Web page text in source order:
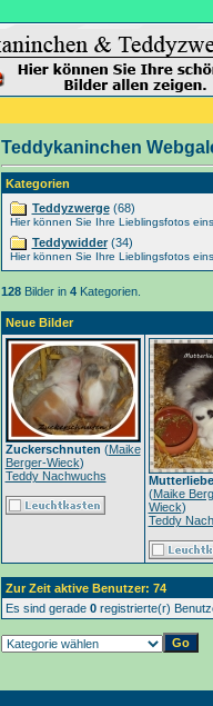
Teddykaninchen
Kategorien
Teddyzwerge(68)
Hier können Sie Ihre Lieblingsfotos
Teddywidder(34)
Hier können Sie Ihre Lieblingsfotos
128Bilder in 4Kategorien.
Neue Bilder
Zuckerschnuten (Maike
Berger-Wieck)
Teddy Nachwuchs
Mutterliebe
(Maike
Wieck)
Teddy
Zur Zeit aktive Benutzer: 74
Es sind gerade 0registrierte(r)